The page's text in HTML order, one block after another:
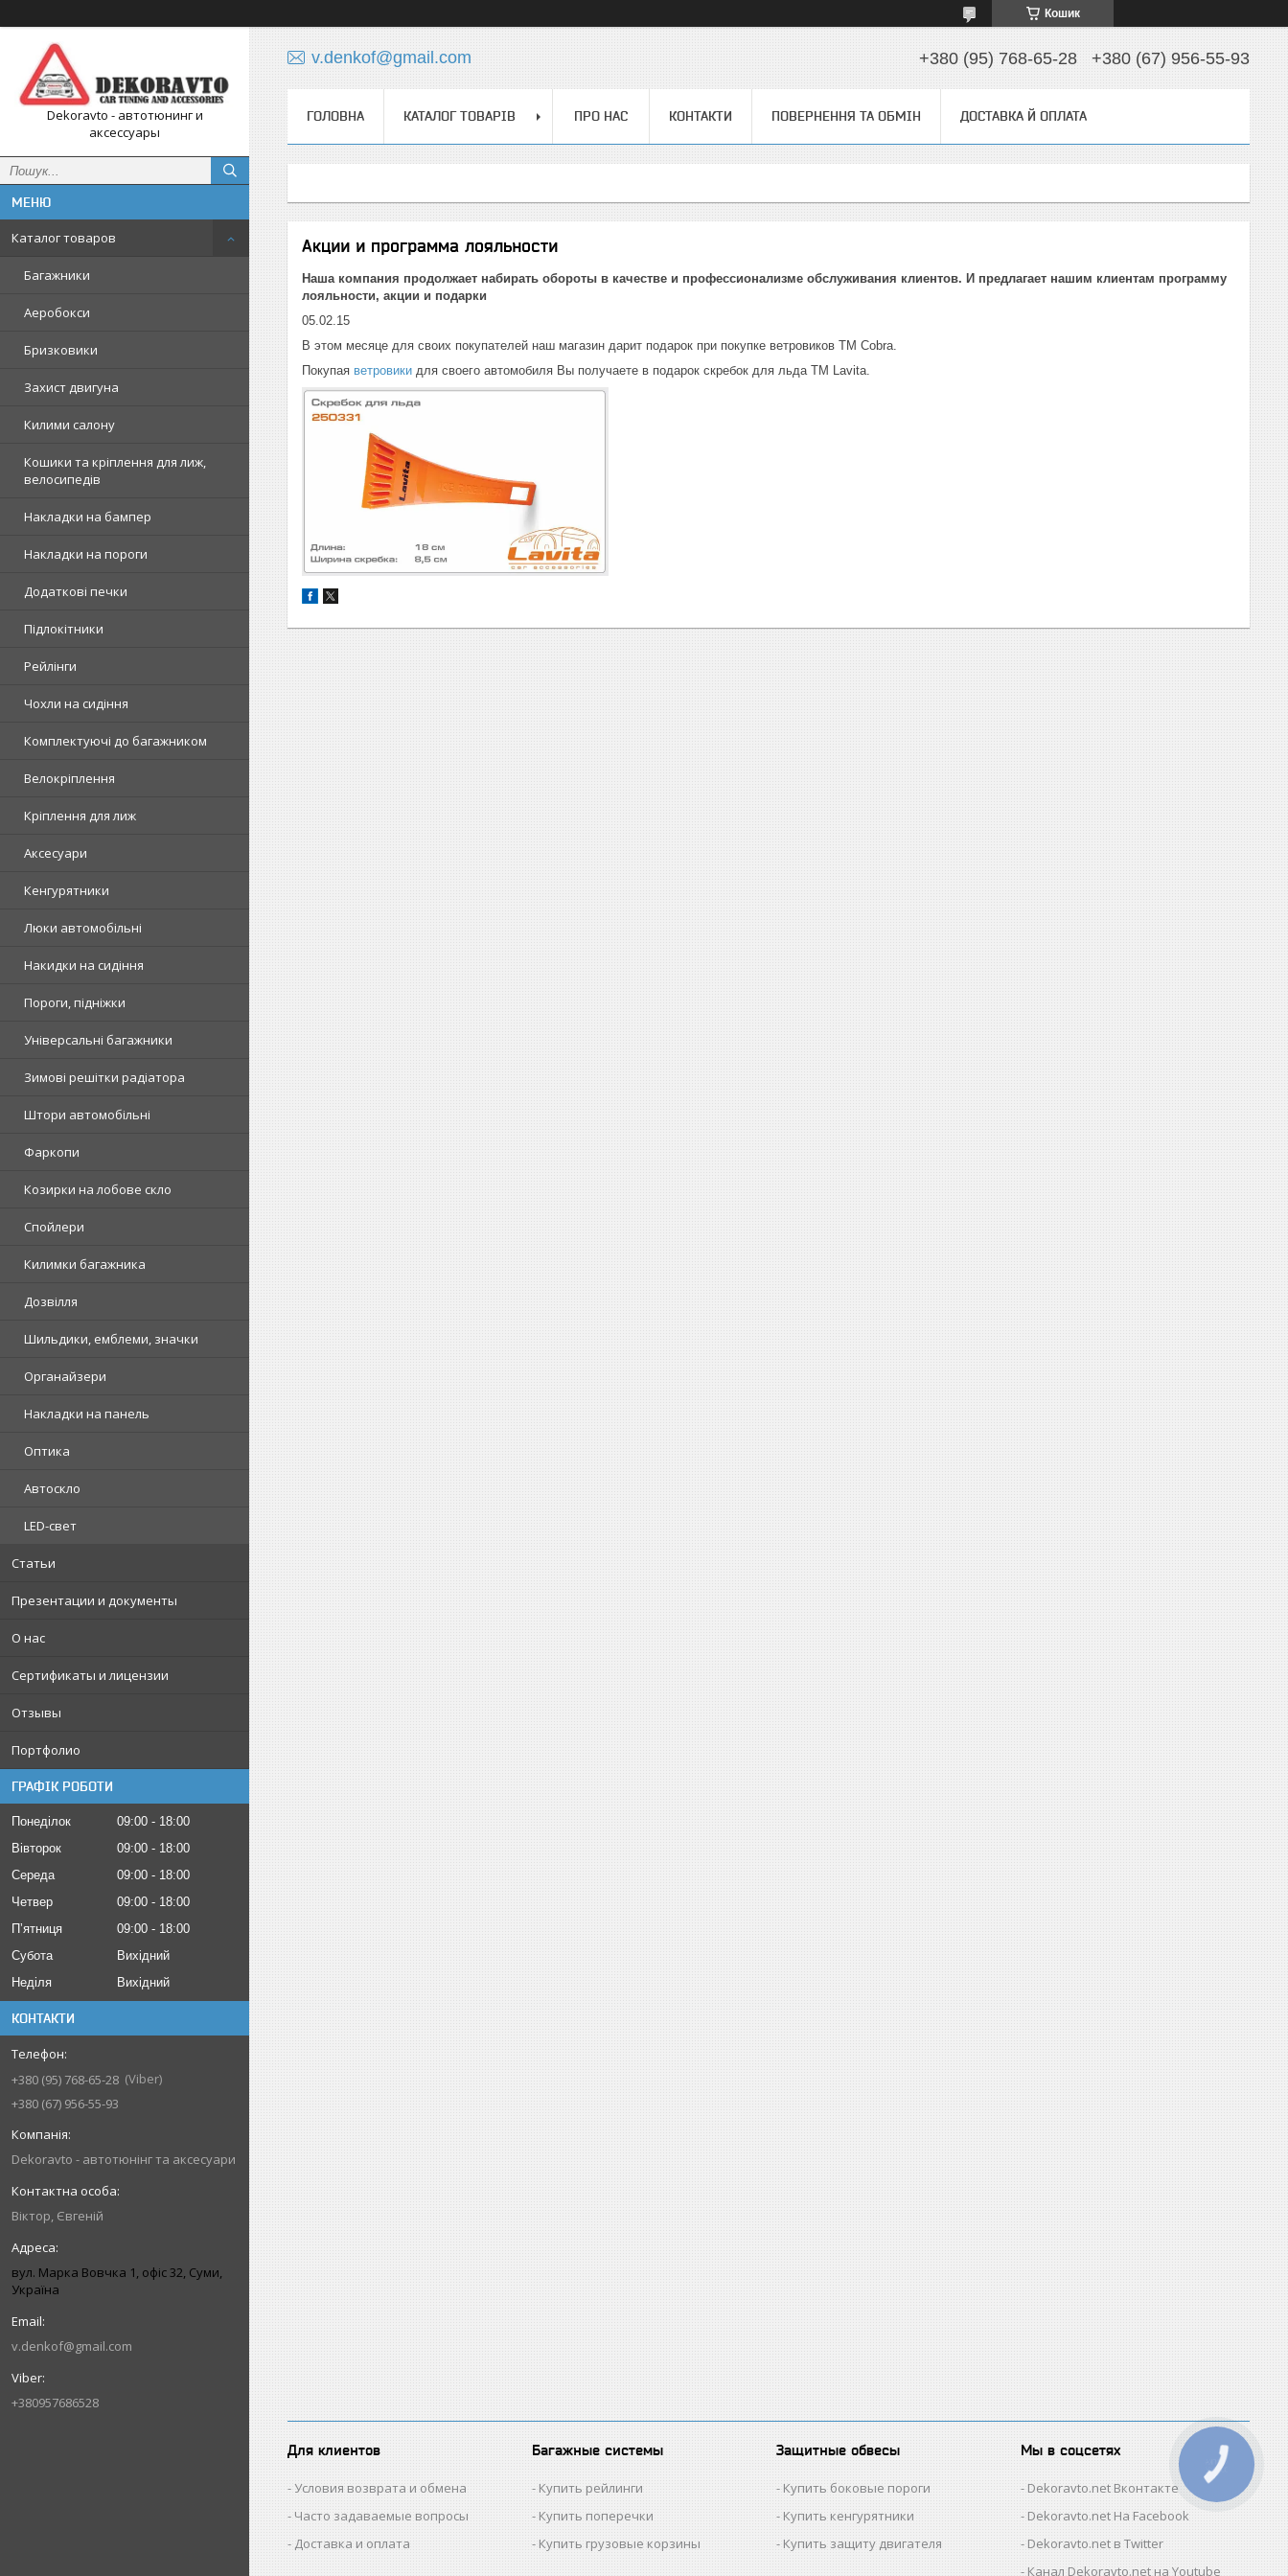
Кошик
Dekoravto - автотюнинг и
аксессуары
Каталог товаров
Багажники
Аеробокси
Бризковики
Захист двигуна
Килими салону
Кошики та кріплення для лиж,
велосипедів
Накладки на бампер
Накладки на пороги
Додаткові печки
Підлокітники
Рейлінги
Чохли на сидіння
Комплектуючі до багажником
Велокріплення
Кріплення для лиж
Аксесуари
Кенгурятники
Люки автомобільні
Накидки на сидіння
Пороги, підніжки
Універсальні багажники
Зимові решітки радіатора
Штори автомобільні
Фаркопи
Козирки на лобове скло
Спойлери
Килимки багажника
Дозвілля
Шильдики, емблеми, значки
Органайзери
Накладки на панель
Оптика
Автоскло
LED-свет
Статьи
Презентации и документы
О нас
Сертификаты и лицензии
Отзывы
Портфолио
ГРАФІК РОБОТИ
Понеділок 09:00
18:00
Вівторок
09:00
18:00
Середа
09:00
18:00
Четвер
09:00
18:00
Пʼятниця
09:00
18:00
Субота
Вихідний
Неділя
Вихідний
КОНТАКТИ
+380 (95) 768-65-28 Viber
+380 (67) 956-55-93
Dekoravto - автотюнінг та аксесуари
Віктор, Євгеній
вул. Марка Вовчка 1, офіс 32, Суми,
Україна
v.denkof@gmail.com
+380957686528
v.denkof@gmail.com +380 (95) 768-65-28 +380 (67) 956-55-93
ГОЛОВНА КАТАЛОГ ТОВАРІВ ПРО НАС КОНТАКТИ ПОВЕРНЕННЯ ТА ОБМІН ДОСТАВКА Й ОПЛАТА
Акции и программа лояльности
Наша компания продолжает набирать обороты в качестве и профессионализме обслуживания клиентов. И предлагает нашим клиентам программу
лояльности, акции и подарки
05.02.15
В этом месяце для своих покупателей наш магазин дарит подарок при покупке ветровиков TM Cobra.
Покупая ветровики для своего автомобиля Вы получаете в подарок скребок для льда TM Lavita.
Для клиентов
Условия возврата и обмена
Часто задаваемые вопросы
Доставка и оплата
Багажные системы
Купить рейлинги
Купить поперечки
Купить грузовые корзины
Защитные обвесы
Купить боковые пороги
Купить кенгурятники
Купить защиту двигателя
Мы в соцсетях
Dekoravto.net Вконтакте
Dekoravto.net На Facebook
Dekoravto.net в Twitter
Канал Dekoravto.net на Youtube
КНОПКА
ЗВ'ЯЗКУ